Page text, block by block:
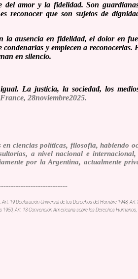
del amor y la fidelidad. Son
reconocer que son sujetos de
la ausencia en fidelidad, el dolor en
y empiecen a reconocerlas.
en silencio.
La justicia, la sociedad, los
28noviembre2025.
ciencias políticas, filosofía, habiendo
a nivel nacional e
por la Argentina, actualmente
19 Declaración Universal de los Derechos del Hombre 1948, Art
Art. 13 Convención Americana sobre los Derechos Humanos,